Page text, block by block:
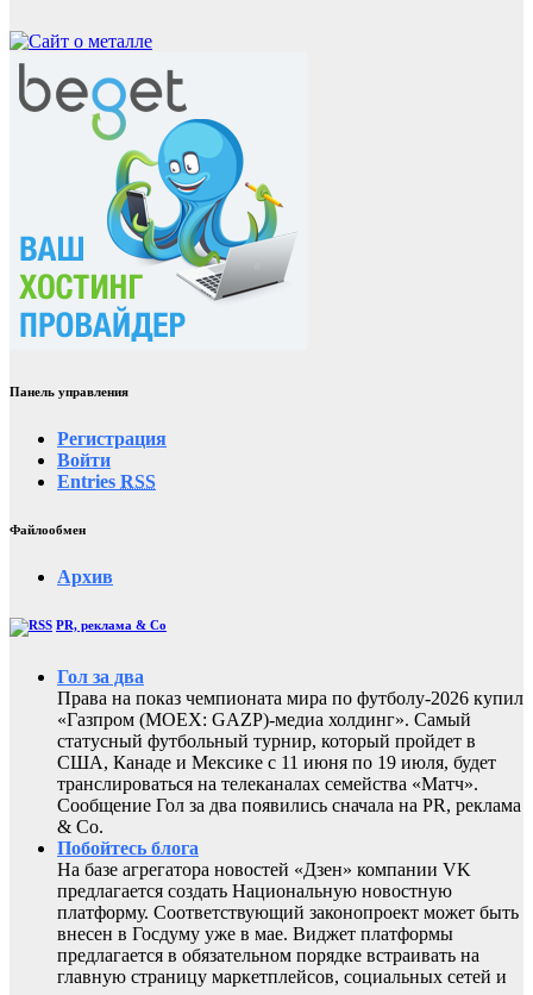
Панель управления
Регистрация
Войти
Entries RSS
Файлообмен
Архив
PR, реклама & Co
Гол за два
Права на показ чемпионата мира по футболу-2026 купил
«Газпром (MOEX: GAZP)-медиа холдинг». Самый
статусный футбольный турнир, который пройдет в
США, Канаде и Мексике с 11 июня по 19 июля, будет
транслироваться на телеканалах семейства «Матч».
Сообщение Гол за два появились сначала на PR, реклама
& Co.
Побойтесь блога
На базе агрегатора новостей «Дзен» компании VK
предлагается создать Национальную новостную
платформу. Соответствующий законопроект может быть
внесен в Госдуму уже в мае. Виджет платформы
предлагается в обязательном порядке встраивать на
главную страницу маркетплейсов, социальных сетей и